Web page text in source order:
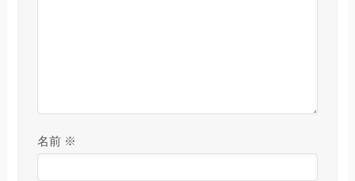
名前 ※